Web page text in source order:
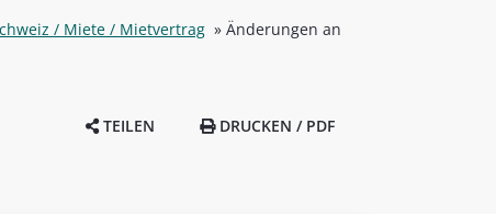
/ Miete / Mietvertrag » Änderungen an
TEILEN DRUCKEN / PDF